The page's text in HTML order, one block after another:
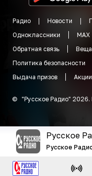
Радио Новости
Одноклассники
MAX
Обратная связь
Политика безопасности
Выдача призов
Акции
© "Русское Радио" 2026.
Русское
Русское